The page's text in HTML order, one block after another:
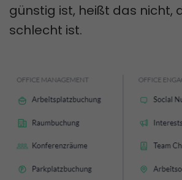
günstig ist, heißt das nicht,
schlecht ist.